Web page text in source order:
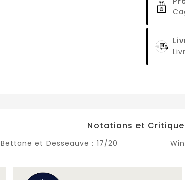
Notations et
Bettane et Desseauve :17/20